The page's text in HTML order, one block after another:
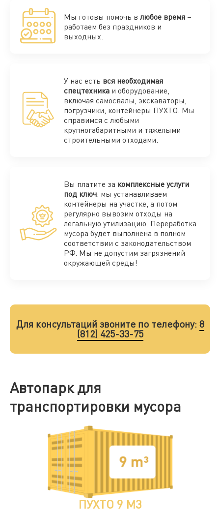
Мы готовы помочь в любое время –
работаем без праздников и
выходных.
У нас есть вся необходимая
спецтехника и оборудование,
включая самосвалы, экскаваторы,
погрузчики, контейнеры ПУХТО. Мы
справимся с любыми
крупногабаритными и тяжелыми
строительными отходами.
Вы платите за комплексные услуги
под ключ: мы устанавливаем
контейнеры на участке, а потом
регулярно вывозим отходы на
легальную утилизацию. Переработка
мусора будет выполнена в полном
соответствии с законодательством
РФ. Мы не допустим загрязнений
окружающей среды!
Для консультаций звоните по телефону: 8
(812) 425-33-75
Автопарк для
транспортировки мусора
ПУХТО 9 М3